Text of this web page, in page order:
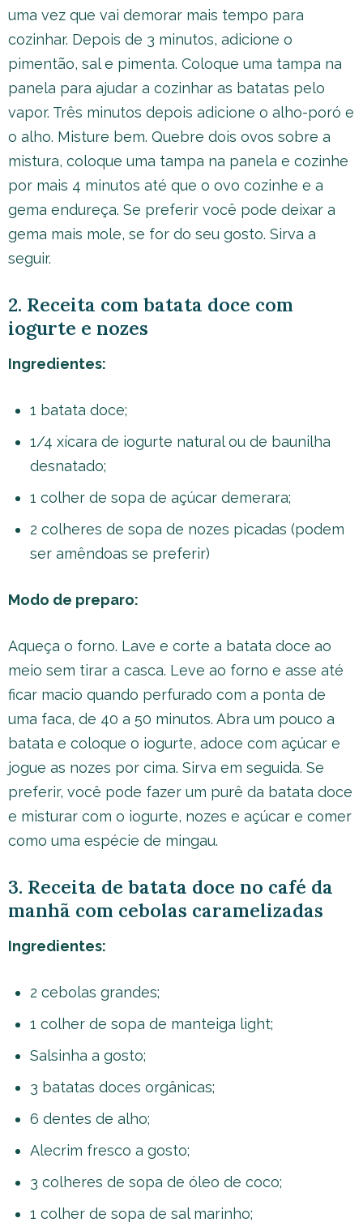
uma vez que vai demorar mais tempo para
cozinhar. Depois de 3 minutos, adicione o
pimentão, sal e pimenta. Coloque uma tampa na
panela para ajudar a cozinhar as batatas pelo
vapor. Três minutos depois adicione o alho-poró e
o alho. Misture bem. Quebre dois ovos sobre a
mistura, coloque uma tampa na panela e cozinhe
por mais 4 minutos até que o ovo cozinhe e a
gema endureça. Se preferir você pode deixar a
gema mais mole, se for do seu gosto. Sirva a
seguir.
2. Receita com batata doce com
iogurte e nozes
Ingredientes:
1 batata doce;
1/4 xícara de iogurte natural ou de baunilha
desnatado;
1 colher de sopa de açúcar demerara;
2 colheres de sopa de nozes picadas (podem
ser amêndoas se preferir)
Modo de preparo:
Aqueça o forno. Lave e corte a batata doce ao
meio sem tirar a casca. Leve ao forno e asse até
ficar macio quando perfurado com a ponta de
uma faca, de 40 a 50 minutos. Abra um pouco a
batata e coloque o iogurte, adoce com açúcar e
jogue as nozes por cima. Sirva em seguida. Se
preferir, você pode fazer um purê da batata doce
e misturar com o iogurte, nozes e açúcar e comer
como uma espécie de mingau.
3. Receita de batata doce no café da
manhã com cebolas caramelizadas
Ingredientes:
2 cebolas grandes;
1 colher de sopa de manteiga light;
Salsinha a gosto;
3 batatas doces orgânicas;
6 dentes de alho;
Alecrim fresco a gosto;
3 colheres de sopa de óleo de coco;
1 colher de sopa de sal marinho;